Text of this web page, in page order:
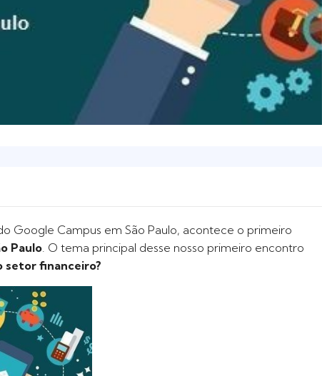
Google Campus em São Paulo, acontece o primeiro
Paulo . O tema principal desse nosso primeiro encontro
setor financeiro?